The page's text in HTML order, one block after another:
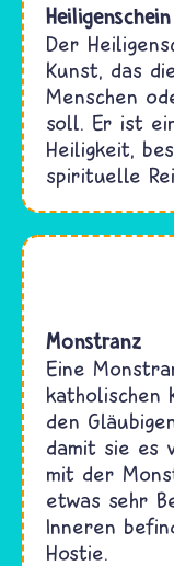
Heiligenschein
Der
Kunst, das
Menschen
soll. Er ist
Heiligkeit,
spirituelle
Monstranz
Eine
katholischen
den
damit sie es
mit der
etwas sehr
Inneren
Hostie.